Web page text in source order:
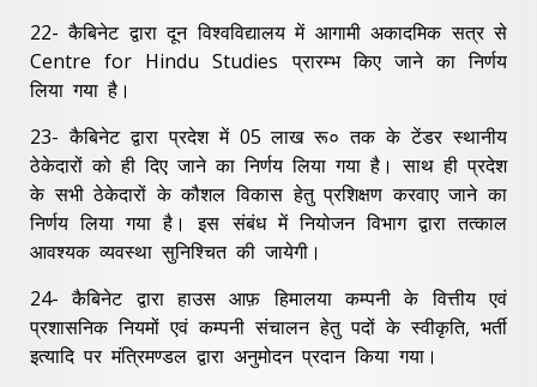
22- कैबिनेट द्वारा दून विश्वविद्यालय में आगामी अकादमिक सत्र से
Centre for Hindu Studies प्रारम्भ किए जाने का निर्णय
लिया गया है।
23- कैबिनेट द्वारा प्रदेश में 05 लाख रू० तक के टेंडर स्थानीय
ठेकेदारों को ही दिए जाने का निर्णय लिया गया है। साथ ही प्रदेश
के सभी ठेकेदारों के कौशल विकास हेतु प्रशिक्षण करवाए जाने का
निर्णय लिया गया है। इस संबंध में नियोजन विभाग द्वारा तत्काल
आवश्यक व्यवस्था सुनिश्चित की जायेगी।
24- कैबिनेट द्वारा हाउस आफ़ हिमालया कम्पनी के वित्तीय एवं
प्रशासनिक नियमों एवं कम्पनी संचालन हेतु पदों के स्वीकृति, भर्ती
इत्यादि पर मंत्रिमण्डल द्वारा अनुमोदन प्रदान किया गया।